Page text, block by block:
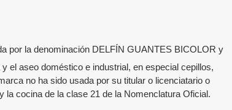
por la denominación DELFÍN GUANTES BICOLOR y
el aseo doméstico e industrial, en especial cepillos,
no ha sido usada por su titular o licenciatario o
la cocina de la clase 21 de la Nomenclatura Oficial.